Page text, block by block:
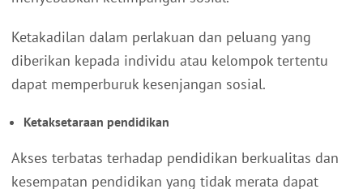
Ketakadilan dalam perlakuan dan peluang yang
diberikan kepada individu atau kelompok tertentu
dapat memperburuk kesenjangan sosial.
Ketaksetaraan pendidikan
Akses terbatas terhadap pendidikan berkualitas dan
kesempatan pendidikan yang tidak merata dapat